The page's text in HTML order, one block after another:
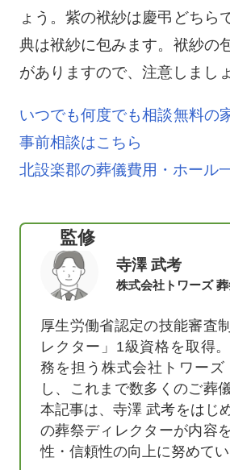
ょう。紫の袱紗は慶弔どちら
典は袱紗に包みます。袱紗の
がありますので、注意しましょ
いつでも何度でも相談無料の
事前相談はこちら
北設楽郡の葬儀費用・ホール
監修
寺澤 武考
株式会社トワーズ
厚生労働省認定の技能審査
レクター」1級資格を取得
務を担う株式会社トワーズ
し、これまで数多くのご葬
本記事は、寺澤 武考をはじ
の葬祭ディレクターが内容
性・信頼性の向上に努めてい